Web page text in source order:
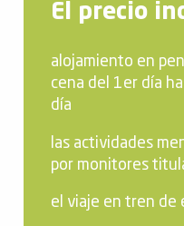
El precio
alojamiento en
cena del 1er día
día
las actividades
por monitores
el viaje en tren de